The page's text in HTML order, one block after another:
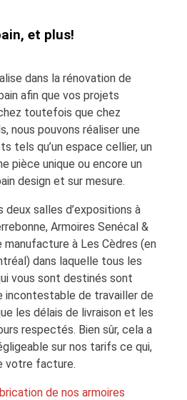
et plus!
dans la rénovation de
afin que vos projets
toutefois que chez
nous pouvons réaliser une
tels qu’un espace cellier, un
pièce unique ou encore un
design et sur mesure.
deux salles d’expositions à
Armoires Senécal &
manufacture à Les Cèdres (en
dans laquelle tous les
vous sont destinés sont
incontestable de travailler de
les délais de livraison et les
respectés. Bien sûr, cela a
sur nos tarifs ce qui,
votre facture.
de nos armoires